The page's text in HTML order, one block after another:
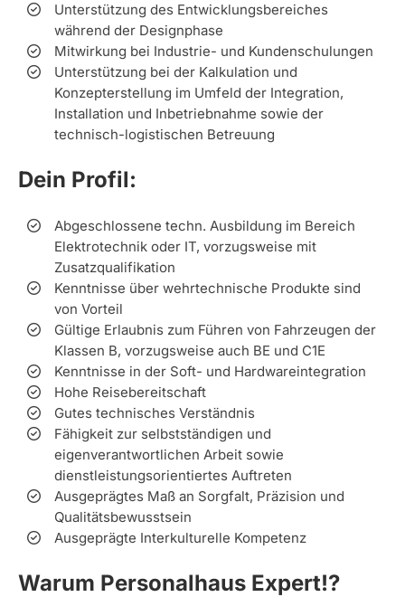
Unterstützung des Entwicklungsbereiches
während der Designphase
Mitwirkung bei Industrie- und Kundenschulungen
Unterstützung bei der Kalkulation und
Konzepterstellung im Umfeld der Integration,
Installation und Inbetriebnahme sowie der
technisch-logistischen Betreuung
Dein Profil:
Abgeschlossene techn. Ausbildung im Bereich
Elektrotechnik oder IT, vorzugsweise mit
Zusatzqualifikation
Kenntnisse über wehrtechnische Produkte sind
von Vorteil
Gültige Erlaubnis zum Führen von Fahrzeugen der
Klassen B, vorzugsweise auch BE und C1E
Kenntnisse in der Soft- und Hardwareintegration
Hohe Reisebereitschaft
Gutes technisches Verständnis
Fähigkeit zur selbstständigen und
eigenverantwortlichen Arbeit sowie
dienstleistungsorientiertes Auftreten
Ausgeprägtes Maß an Sorgfalt, Präzision und
Qualitätsbewusstsein
Ausgeprägte Interkulturelle Kompetenz
Warum Personalhaus Expert!?